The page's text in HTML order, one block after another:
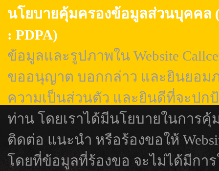
นโยบายคุ้มครองข้อมูลส่วนบุคคล
: PDPA)
ข้อมูลและรูปภาพใน Website
ขออนุญาต บอกกล่าว และยินยอม
ความเป็นส่วนตัว และยินดีที่จะปก
ท่าน โดยเราได้มีนโยบายในการ
ติดต่อ แนะนำ หรือร้องขอให้
โดยที่ข้อมูลที่ร้องขอ จะไม่ได้มีกา